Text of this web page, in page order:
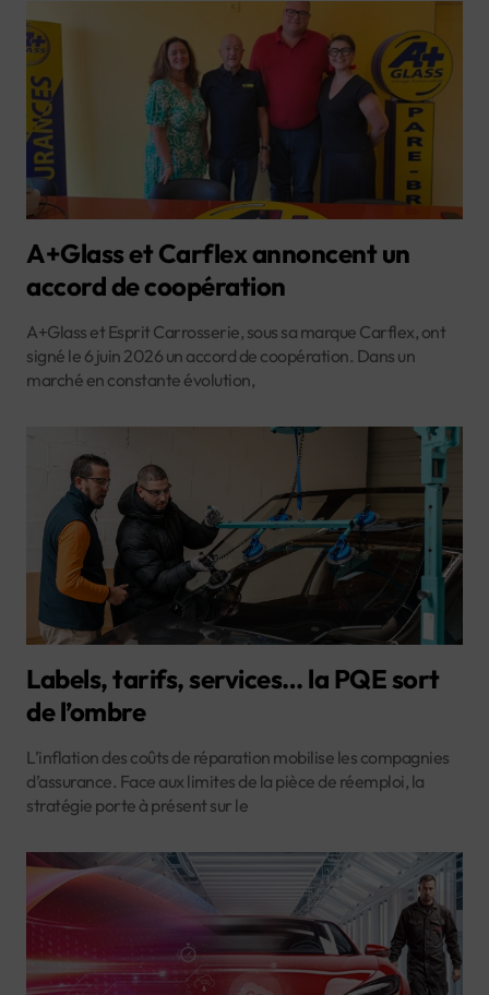
A+Glass et Carflex annoncent un
accord de coopération
A+Glass et Esprit Carrosserie, sous sa marque Carflex, ont
signé le 6 juin 2026 un accord de coopération. Dans un
marché en constante évolution,
Labels, tarifs, services… la PQE sort
de l’ombre
L’inflation des coûts de réparation mobilise les compagnies
d’assurance. Face aux limites de la pièce de réemploi, la
stratégie porte à présent sur le